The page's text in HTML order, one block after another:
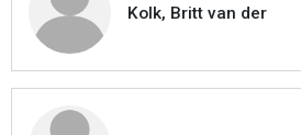
Kolk, Britt van der